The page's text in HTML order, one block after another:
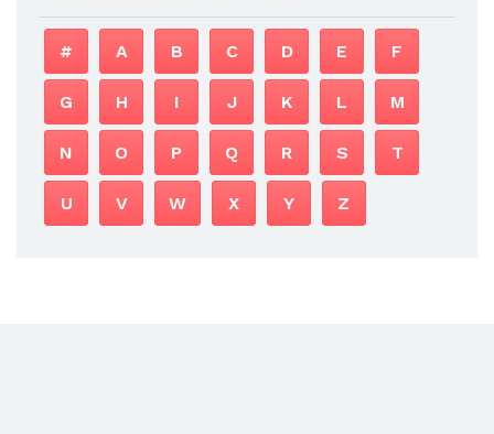
# A B C D E F
G H I J K L M
N O P Q R S T
U V W X Y Z